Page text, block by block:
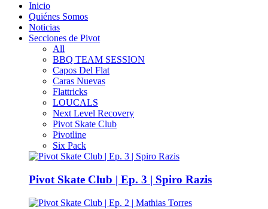
Inicio
Quiénes Somos
Noticias
Secciones de Pivot
All
BBQ TEAM SESSION
Capos Del Flat
Caras Nuevas
Flattricks
LOUCALS
Next Level Recovery
Pivot Skate Club
Pivotline
Six Pack
Pivot Skate Club | Ep. 3 | Spiro Razis